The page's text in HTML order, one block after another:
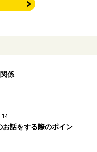
係
お話をする際のポイン